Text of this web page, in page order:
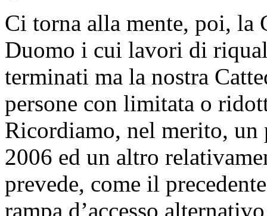
Ci torna alla mente, poi, la
Duomo i cui lavori di
terminati ma la nostra
persone con limitata o
Ricordiamo, nel merito,
2006 ed un altro
prevede, come il
rampa d’accesso